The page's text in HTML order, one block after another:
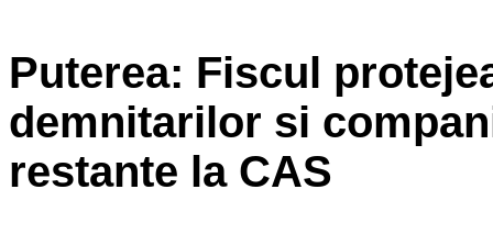
Puterea: Fiscul
demnitarilor si
restante la CAS